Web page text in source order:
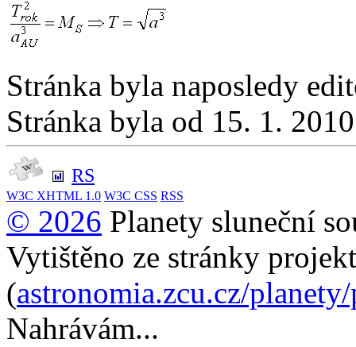
Stránka byla naposledy
Stránka byla od 15. 1.
RS
W3C XHTML 1.0 W3C CSS RSS
© 2026 Planety sluneční
Vytištěno ze stránky
(astronomia.zcu.cz/
Nahrávám...